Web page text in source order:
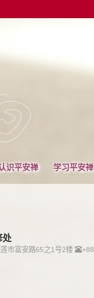
识平安禅 学习平安禅
处
市富安路65之1号2楼